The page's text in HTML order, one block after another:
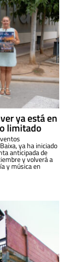
ya está en
limitado
ya ha iniciado
anticipada de
y volverá a
y música en